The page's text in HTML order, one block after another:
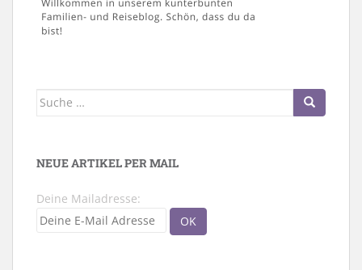
Suche
NEUE ARTIKEL PER MAIL
Deine Mailadresse: